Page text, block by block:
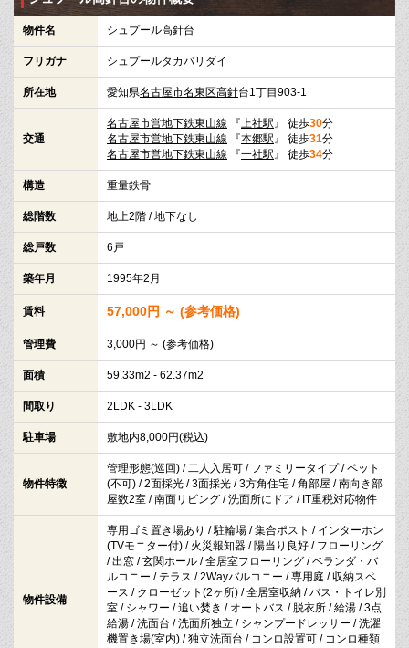
物件名 シュプール高針台
フリガナ シュプールタカバリダイ
所在地 愛知県名古屋市名東区高針台1丁目903-1
交通
名古屋市営地下鉄東山線 『 上社駅 』 徒歩30分
名古屋市営地下鉄東山線 『本郷駅 』 徒歩31分
名古屋市営地下鉄東山線 『一社駅 』 徒歩34分
構造 重量鉄骨
総階数 地上2階 / 地下なし
総戸数 6戸
築年月 1995年2月
賃料 57,000円 ～ (参考価格)
管理費 3,000円 ～ (参考価格)
面積 59.33m2 - 62.37m2
間取り 2LDK - 3LDK
駐車場 敷地内8,000円(税込)
物件特徴
管理形態(巡回) / 二人入居可 / ファミリータイプ / ペット
(不可) / 2面採光 / 3面採光 / 3方角住宅 / 角部屋 / 南向き部
屋数2室 / 南面リビング / 洗面所にドア / IT重税対応物件
物件設備
専用ゴミ置き場あり / 駐輪場 / 集合ポスト / インターホン
(TVモニター付) / 火災報知器 / 陽当り良好 / フローリング
/ 出窓 / 玄関ホール / 全居室フローリング / ベランダ・バ
ルコニー / テラス / 2Wayバルコニー / 専用庭 / 収納スペ
ース / クローゼット(2ヶ所) / 全居室収納 / バス・トイレ別
室 / シャワー / 追い焚き / オートバス / 脱衣所 / 給湯 / 3点
給湯 / 洗面台 / 洗面所独立 / シャンプードレッサー / 洗濯
機置き場(室内) / 独立洗面台 / コンロ設置可 / コンロ種類